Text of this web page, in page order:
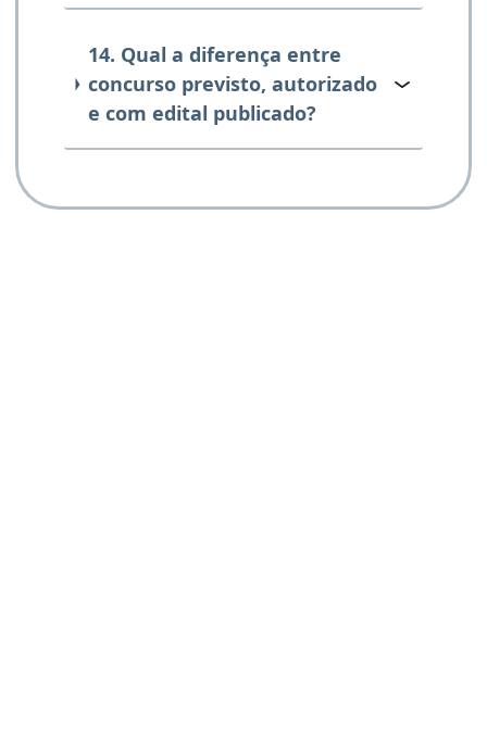
14. Qual a diferença entre
concurso previsto, autorizado
e com edital publicado?